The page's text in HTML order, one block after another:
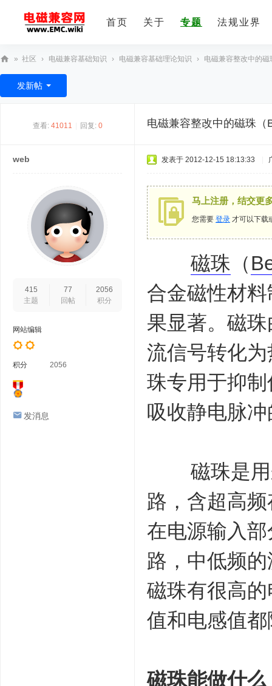
首页 关于 专题 法规业界
E
» 社区 › 电磁兼容基础知识 › 电磁兼容基础理论知识 › 电磁兼容整改中的
发新帖
查看: 41011 回复: 0 电磁兼容整改中的磁珠（
web
415
主题
77
回帖
2056
积分
网站编辑
积分 2056
发消息
发表于 2012-12-15 18:13:33
马上注册，结交更
您需要 登录 才可以下载
磁珠 （
合金磁性材
果显著。磁
流信号转化
珠专用于抑
吸收静电脉
磁珠是用来
路，含超高
在电源输入
路，中低频
磁珠有很高
值和电感值
磁珠能做什么